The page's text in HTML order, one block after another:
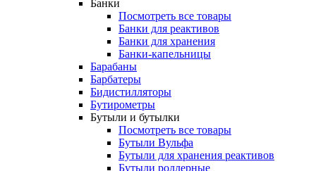
Банки
Посмотреть все товары
Банки для реактивов
Банки для хранения
Банки-капельницы
Барабаны
Барбатеры
Бидистилляторы
Бутирометры
Бутыли и бутылки
Посмотреть все товары
Бутыли Вульфа
Бутыли для хранения реактивов
Бутыли роллерные